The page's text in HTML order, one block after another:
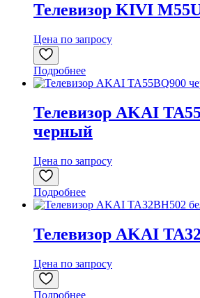
Телевизор KIVI
Цена по запросу
Подробнее
Телевизор AKAI
черный
Цена по запросу
Подробнее
Телевизор AKAI
Цена по запросу
Подробнее